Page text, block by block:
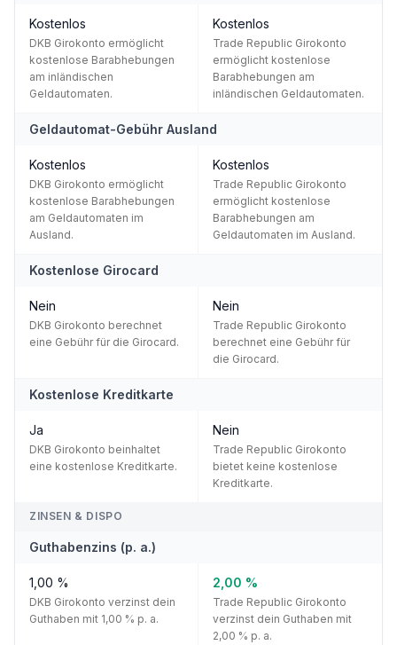
Kostenlos
DKB Girokonto ermöglicht
kostenlose Barabhebungen
am inländischen
Geldautomaten.
Kostenlos
Trade Republic Girokonto
ermöglicht kostenlose
Barabhebungen am
inländischen Geldautomaten.
Geldautomat-Gebühr Ausland
Kostenlos
DKB Girokonto ermöglicht
kostenlose Barabhebungen
am Geldautomaten im
Ausland.
Kostenlos
Trade Republic Girokonto
ermöglicht kostenlose
Barabhebungen am
Geldautomaten im Ausland.
Kostenlose Girocard
Nein
DKB Girokonto berechnet
eine Gebühr für die Girocard.
Nein
Trade Republic Girokonto
berechnet eine Gebühr für
die Girocard.
Kostenlose Kreditkarte
Ja
DKB Girokonto beinhaltet
eine kostenlose Kreditkarte.
Nein
Trade Republic Girokonto
bietet keine kostenlose
Kreditkarte.
ZINSEN & DISPO
Guthabenzins (p. a.)
1,00 %
DKB Girokonto verzinst dein
Guthaben mit 1,00 % p. a.
2,00 %
Trade Republic Girokonto
verzinst dein Guthaben mit
2,00 % p. a.